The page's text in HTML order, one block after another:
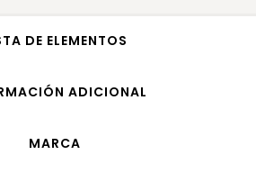
DE ELEMENTOS
ADICIONAL
MARCA